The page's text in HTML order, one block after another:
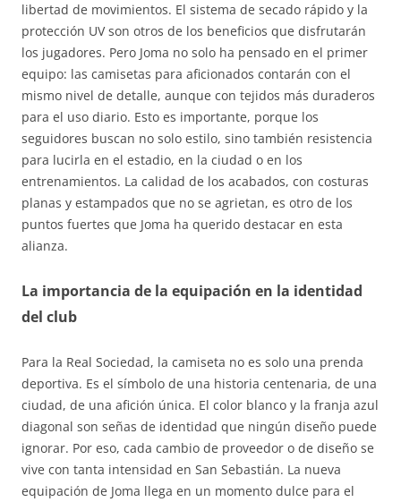
libertad de movimientos. El sistema de secado rápido y la
protección UV son otros de los beneficios que disfrutarán
los jugadores. Pero Joma no solo ha pensado en el primer
equipo: las camisetas para aficionados contarán con el
mismo nivel de detalle, aunque con tejidos más duraderos
para el uso diario. Esto es importante, porque los
seguidores buscan no solo estilo, sino también resistencia
para lucirla en el estadio, en la ciudad o en los
entrenamientos. La calidad de los acabados, con costuras
planas y estampados que no se agrietan, es otro de los
puntos fuertes que Joma ha querido destacar en esta
alianza.
La importancia de la equipación en la identidad
del club
Para la Real Sociedad, la camiseta no es solo una prenda
deportiva. Es el símbolo de una historia centenaria, de una
ciudad, de una afición única. El color blanco y la franja azul
diagonal son señas de identidad que ningún diseño puede
ignorar. Por eso, cada cambio de proveedor o de diseño se
vive con tanta intensidad en San Sebastián. La nueva
equipación de Joma llega en un momento dulce para el